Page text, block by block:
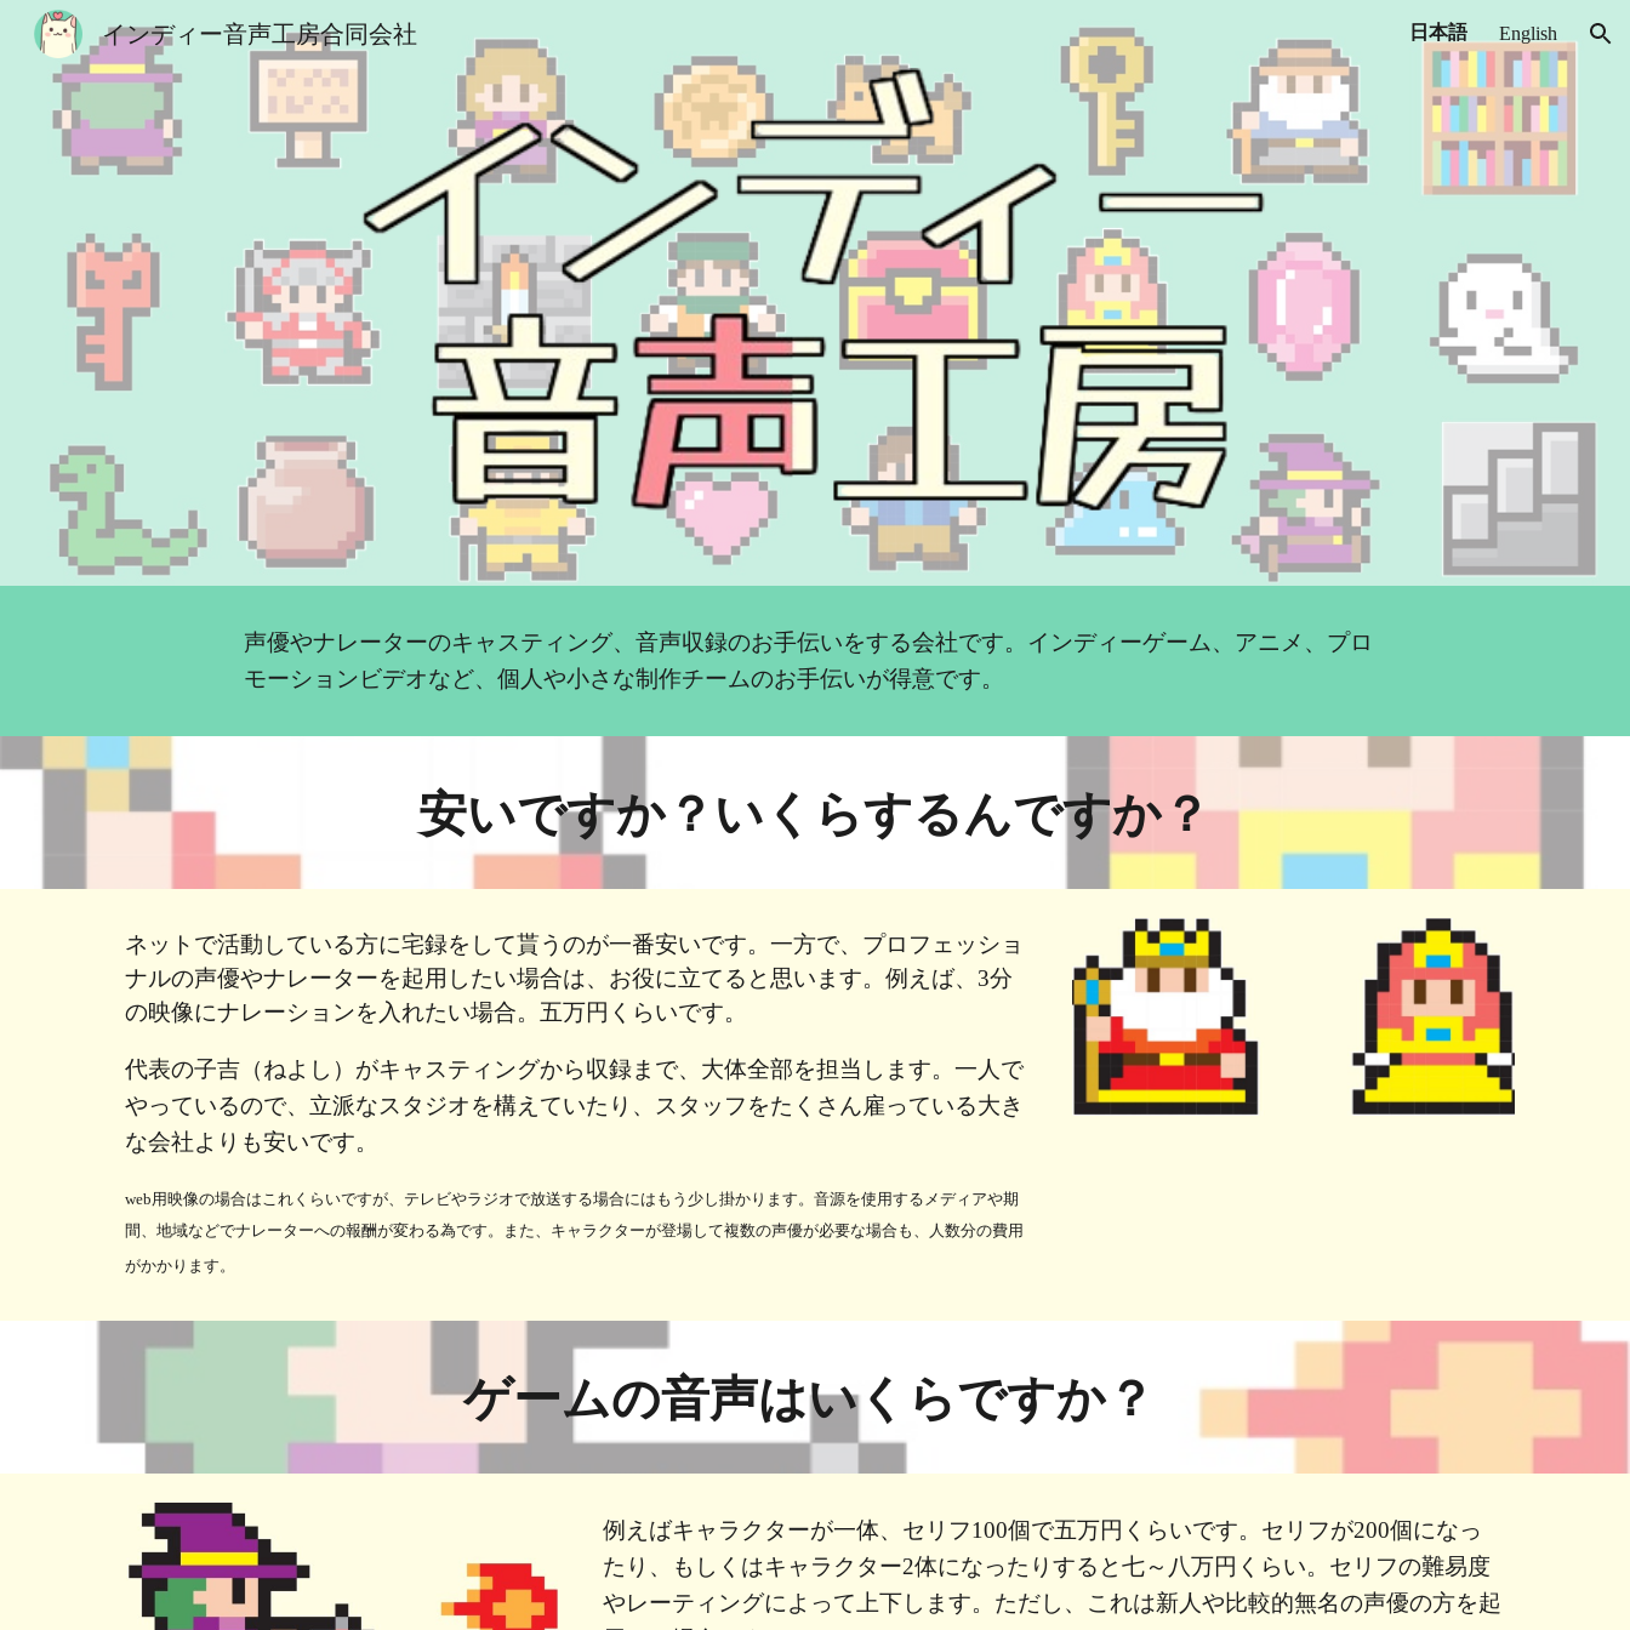
Skip to main content Skip to navigation
インディー音声工房合同会社 日本語 English
声優やナレーターのキャスティング、音声収録のお手伝いをする会社です。インディーゲーム、アニメ、プロ
モーションビデオなど、個人や小さな制作チームのお手伝いが得意です。
安いですか？いくらするんですか？
ネットで活動している方に宅録をして貰うのが一番安いです。一方で、プロフェッショ
ナルの声優やナレーターを起用したい場合は、お役に立てると思います。例えば、3分
の映像にナレーションを入れたい場合。五万円くらいです。
代表の子吉（ねよし）がキャスティングから収録まで、大体全部を担当します。 一人で
やっているので、立派なスタジオを構えていたり、スタッフをたくさん雇っている大き
な会社よりも安いです。
web用映像の場合はこれくらいですが、テレビやラジオで放送する場合にはもう少し掛かります。音源を使用するメディアや期
間、地域などでナレーターへの報酬が変わる為です。また、キャラクターが登場して複数の声優が必要な場合も、人数分の費用
がかかります。
ゲームの音声はいくらですか？
例えばキャラクターが一体、セリフ100個で五万円くらいです。セリフが200個になっ
たり、もしくはキャラクター2体になったりすると七～八万円くらい。セリフの難易度
やレーティングによって上下します。ただし、これは新人や比較的無名の声優の方を起